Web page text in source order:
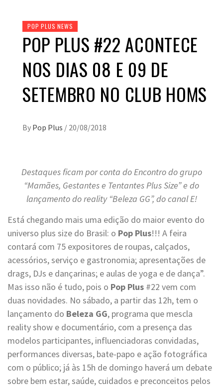
POP PLUS NEWS
POP PLUS #22 ACONTECE
NOS DIAS 08 E 09 DE
SETEMBRO NO CLUB HOMS
By Pop Plus / 20/08/2018
Destaques ficam por conta do Encontro do grupo
“Mamães, Gestantes e Tentantes Plus Size” e do
lançamento do reality “Beleza GG”, do canal E!
Está chegando mais uma edição do maior evento do
universo plus size do Brasil: o Pop Plus!!! A feira
contará com 75 expositores de roupas, calçados,
acessórios, serviço e gastronomia; apresentações de
drags, DJs e dançarinas; e aulas de yoga e de dança”.
Mas isso não é tudo, pois o Pop Plus #22 vem com
duas novidades. No sábado, a partir das 12h, tem o
lançamento do Beleza GG, programa que mescla
reality show e documentário, com a presença das
modelos participantes, influenciadoras convidadas,
performances diversas, bate-papo e ação fotográfica
com o público; já às 15h de domingo haverá um debate
sobre bem estar, saúde, cuidados e preconceitos pelos